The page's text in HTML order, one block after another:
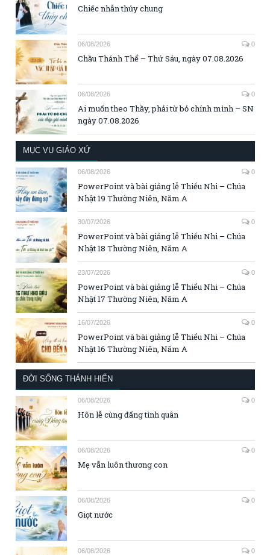
Chiếc nhẫn thủy chung
06/08/2026 0
Chầu Thánh Thể – Thứ Sáu, ngày 07.08.2026
06/08/2026 0
Ai muốn theo Thầy, phải từ bỏ chính mình – SN
ngày 07.08.2026
MỤC VỤ GIÁO XỨ
06/08/2026 0
PowerPoint và bài giảng lễ Thiếu Nhi – Chúa
Nhật 19 Thường Niên, Năm A
30/07/2026 0
PowerPoint và bài giảng lễ Thiếu Nhi – Chúa
Nhật 18 Thường Niên, Năm A
23/07/2026 0
PowerPoint và bài giảng lễ Thiếu Nhi – Chúa
Nhật 17 Thường Niên, Năm A
16/07/2026 0
PowerPoint và bài giảng lễ Thiếu Nhi – Chúa
Nhật 16 Thường Niên, Năm A
ĐỜI SỐNG THÁNH HIẾN
06/08/2026 0
Hôn lễ cùng đấng tình quân
06/08/2026 0
Mẹ vẫn luôn thương con
06/08/2026 0
Giọt nước
06/08/2026 0